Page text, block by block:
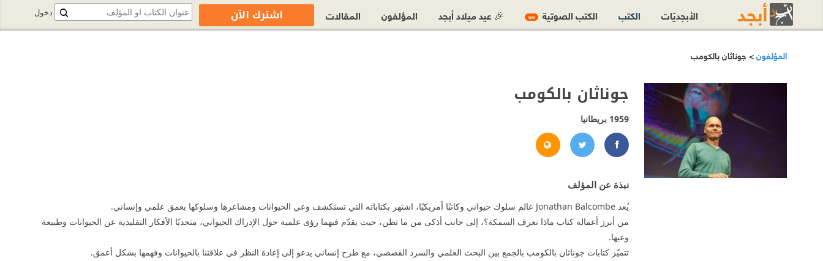
المؤلفون> جوناثان بالكومب
جوناثان بالكومب
1959 بريطانيا
https://www.facebook.com/JonathanBalcombeAuthor/
https://x.com/Jonathanpb1959
نبذة عن المؤلف
يُعد Jonathan Balcombe عالم سلوك حيواني وكاتبًا أمريكيًا، اشتهر بكتاباته التي تستكشف وعي الحيوانات ومشاعرها وسلوكها بعمق علمي وإنساني.
من أبرز أعماله كتاب ماذا تعرف السمكة؟، إلى جانب أذكى من ما تظن، حيث يقدّم فيهما رؤى علمية حول الإدراك الحيواني، متحديًا الأفكار التقليدية عن الحيوانات وطبيعة
وعيها.
تتميّز كتابات جوناثان بالكومب بالجمع بين البحث العلمي والسرد القصصي، مع طرح إنساني يدعو إلى إعادة النظر في علاقتنا بالحيوانات وفهمها بشكل أعمق.
دخول الأبجديّات الكتب الكتب الصوتية جديد 🎉 عيد ميلاد أبجد المؤلفون المقالات اشترك الآن